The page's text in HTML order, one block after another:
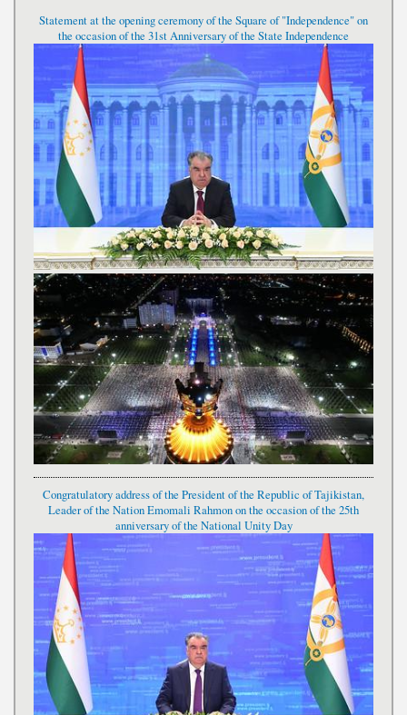
Statement at the opening ceremony of the Square of "Independence" on
the occasion of the 31st Anniversary of the State Independence
Congratulatory address of the President of the Republic of Tajikistan,
Leader of the Nation Emomali Rahmon on the occasion of the 25th
anniversary of the National Unity Day